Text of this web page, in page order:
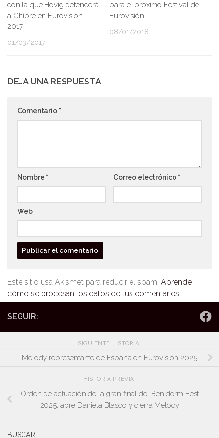
con la que Hovig defenderá
a Chipre en Eurovisión
2017
01/03/2017
para el próximo Festival de
Eurovisión
08/01/2018
DEJA UNA RESPUESTA
Comentario *
Nombre * Correo electrónico *
Web
Este sitio usa Akismet para reducir el spam. Aprende
cómo se procesan los datos de tus comentarios.
SEGUIR:
SIGUIENTE HISTORIA
Melody representante de España en Eurovisión 2025
HISTORIA PREVIA
Orden de actuación de la gran final del Benidorm Fest
2025, abre Daniela Blasco y cierra Melody
BUSCAR